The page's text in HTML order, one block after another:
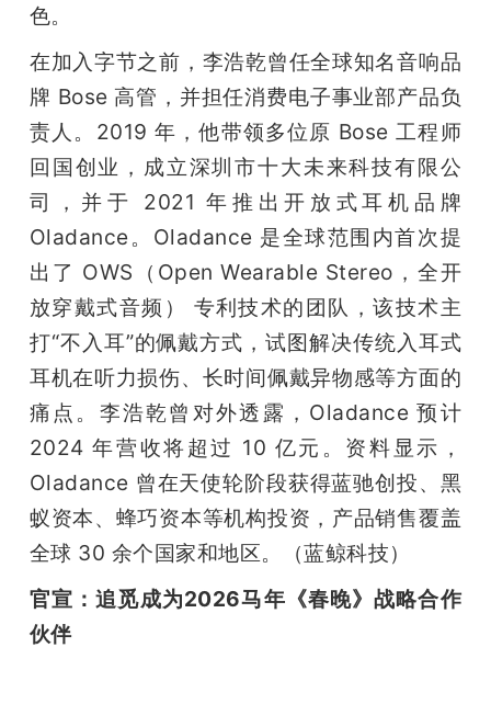
色。
在加入字节之前，李浩乾曾任全球知名音响品
牌 Bose 高管，并担任消费电子事业部产品负
责人。2019 年，他带领多位原 Bose 工程师
回国创业，成立深圳市十大未来科技有限公
司，并于 2021 年推出开放式耳机品牌
Oladance。Oladance 是全球范围内首次提
出了 OWS（Open Wearable Stereo，全开
放穿戴式音频） 专利技术的团队，该技术主
打“不入耳”的佩戴方式，试图解决传统入耳式
耳机在听力损伤、长时间佩戴异物感等方面的
痛点。李浩乾曾对外透露，Oladance 预计
2024 年营收将超过 10 亿元。资料显示，
Oladance 曾在天使轮阶段获得蓝驰创投、黑
蚁资本、蜂巧资本等机构投资，产品销售覆盖
全球 30 余个国家和地区。（蓝鲸科技）
官宣：追觅成为2026马年《春晚》战略合作
伙伴